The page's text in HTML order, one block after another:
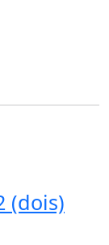
(dois)